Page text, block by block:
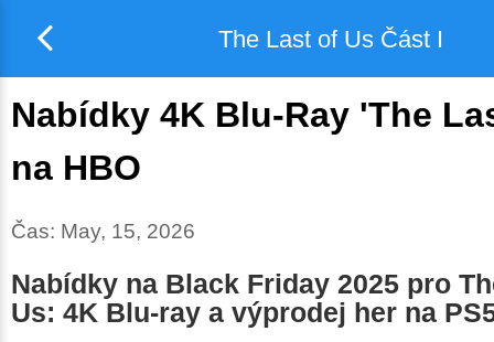
The Last of Us Část I
Nabídky 4K Blu-Ray 'The
na HBO
Čas: May, 15, 2026
Nabídky na Black Friday 2025 pro
Us: 4K Blu-ray a výprodej her na